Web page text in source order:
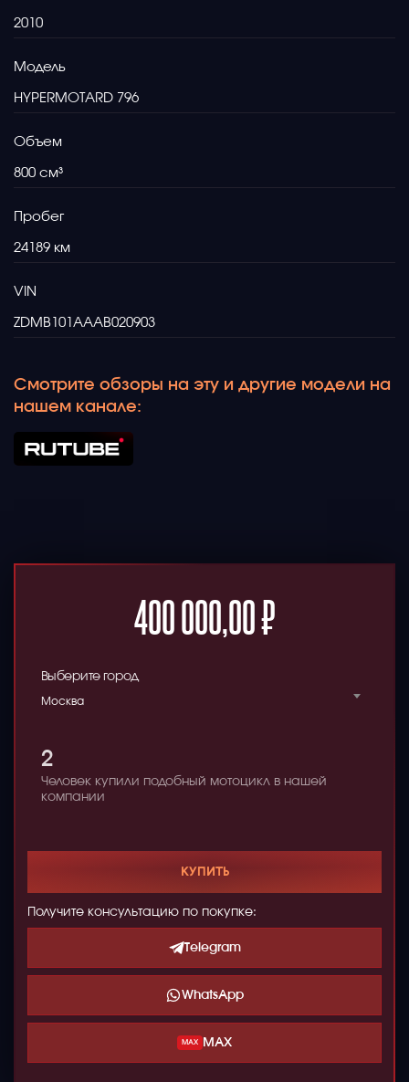
2010
Модель
HYPERMOTARD 796
Объем
800
Пробег
24189
VIN
ZDMB101AAAB020903
Смотрите обзоры на эту и другие модели на
нашем канале:
400 000,00₽
Выберите город
Москва
2
Человек купили подобный мотоцикл в нашей
компании
КУПИТЬ
Получите консультацию по покупке:
Telegram
WhatsApp
MAX MAX